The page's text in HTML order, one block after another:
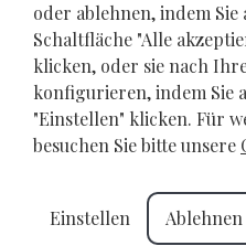
Kategorie:
Wir bieten Ihnen die
Touristen, die Sie
die größte Insel
Tempo. Finden Sie
oder ablehnen, indem
Schaltfläche "Alle
klicken, oder sie nach
konfigurieren, indem Sie
"Einstellen" klicken. Für
besuchen Sie bitte unsere
Einstellen Ablehnen